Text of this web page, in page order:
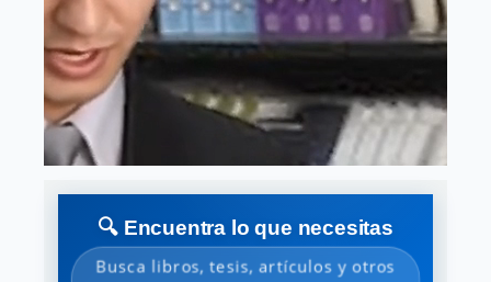
🔍 Encuentra lo que necesitas
Busca libros, tesis, artículos y otros